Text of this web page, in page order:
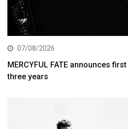
07/08/2026
MERCYFUL FATE announces
three years